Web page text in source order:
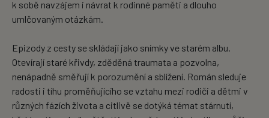
k sobě navzájem i návrat k rodinné paměti a dlouho
umlčovaným otázkám.
Epizody z cesty se skládají jako snímky ve starém albu.
Otevírají staré křivdy, zděděná traumata a pozvolna,
nenápadně směřují k porozumění a sblížení. Román sleduje
radosti i tíhu proměňujícího se vztahu mezi rodiči a dětmi v
různých fázích života a citlivě se dotýká témat stárnutí,